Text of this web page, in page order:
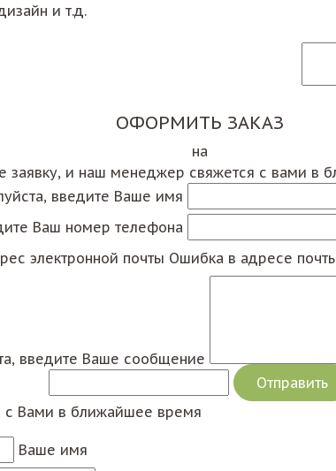
и т.д.
ОФОРМИТЬ ЗАКАЗ
на
заявку, и наш менеджер свяжется с вами в
введите Ваше имя
Ваш номер телефона
электронной почты Ошибка в адресе
введите Ваше сообщение
с Вами в ближайшее время
Ваше имя